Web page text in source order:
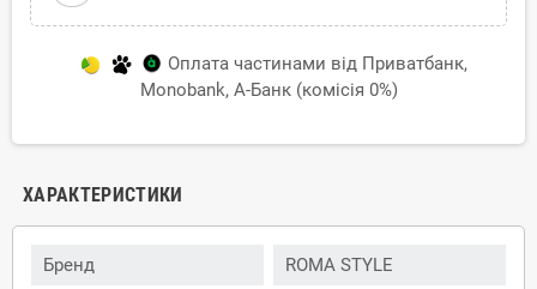
Оплата частинами від Приватбанк,
Monobank, А-Банк (комісія 0%)
ХАРАКТЕРИСТИКИ
Бренд ROMA STYLE